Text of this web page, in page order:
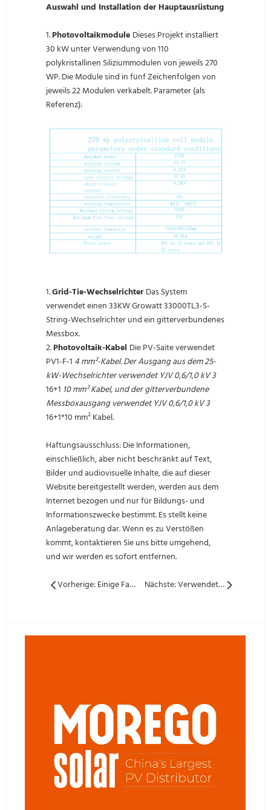
Auswahl und Installation der Hauptausrüstung
1.Photovoltaikmodule Dieses Projekt installiert
30 kW unter Verwendung von 110
polykristallinen Siliziummodulen von jeweils 270
WP. Die Module sind in fünf Zeichenfolgen von
jeweils 22 Modulen verkabelt. Parameter (als
Referenz):
1.Grid-Tie-Wechselrichter Das System
verwendet einen 33KW Growatt 33000TL3-S-
String-Wechselrichter und ein gitterverbundenes
Messbox.
2.Photovoltaik-Kabel Die PV-Saite verwendet
PV1-F-1 4 mm²-Kabel. Der Ausgang aus dem 25-
kW-Wechselrichter verwendet YJV 0,6/1,0 kV 3
16+1 10 mm² Kabel, und der gitterverbundene
Messboxausgang verwendet YJV 0,6/1,0 kV 3
16+1*10 mm² Kabel.
Haftungsausschluss: Die Informationen,
einschließlich, aber nicht beschränkt auf Text,
Bilder und audiovisuelle Inhalte, die auf dieser
Website bereitgestellt werden, werden aus dem
Internet bezogen und nur für Bildungs- und
Informationszwecke bestimmt. Es stellt keine
Anlageberatung dar. Wenn es zu Verstößen
kommt, kontaktieren Sie uns bitte umgehend,
und wir werden es sofort entfernen.
Vorherige: Einige Faktoren, die die Stromerzeugung von Solar Panel s beeinflussen Nächste: Verwendet ein Temperchglas für Solar Panel eine Form der 'Geheimdienststeuer'?